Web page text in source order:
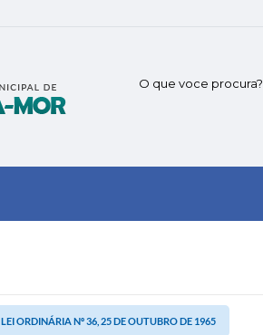
O que voce procura?
LEI ORDINÁRIA Nº 36, 25 DE OUTUBRO DE 1965